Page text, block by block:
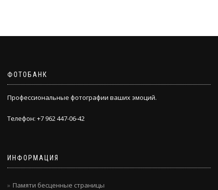
ФОТОБАНК
Профессиональные фотографии ваших эмоций.
Телефон: +7 962 447-06-42
ИНФОРМАЦИЯ
Памяти бесценные страницы